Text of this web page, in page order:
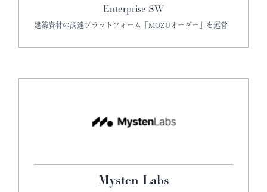
Enterprise SW
建築資材の調達プラットフォーム「MOZUオーダー」を運営
Mysten Labs